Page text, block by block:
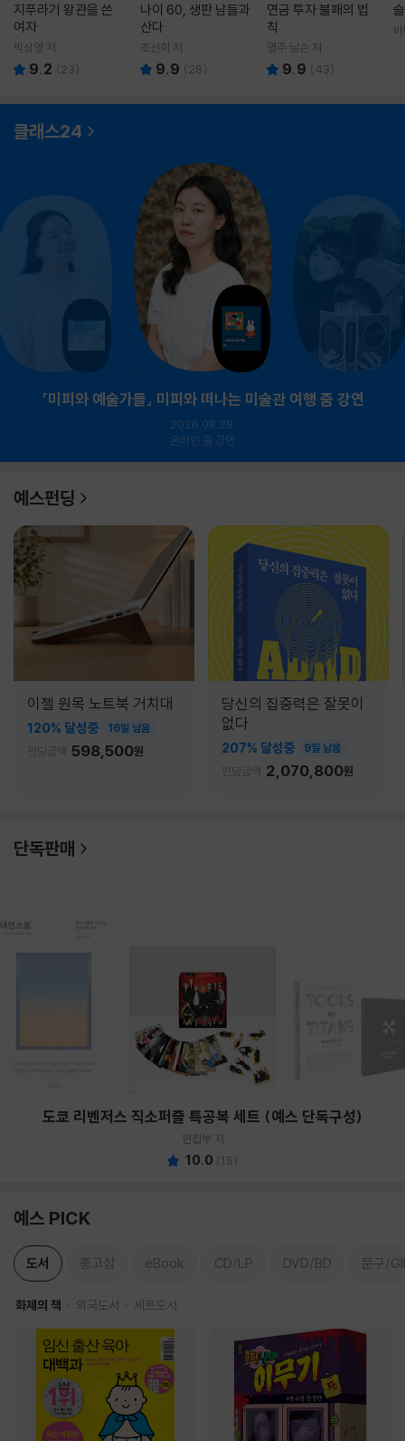
지푸라기 왕관을 쓴
여자
박상영 저
9.2 ( 23)
나이 60, 생판 남들과
산다
조선희 저
9.9 ( 28)
연금 투자 불패의 법
칙
영주 닐슨 저
9.9 (43)
클래스24
『미피와 예술가들』 미피와 떠나는 미술관 여행 줌 강연
2026.08.28.
온라인 줌 강연
예스펀딩
이젤 원목 노트북 거치대
120% 달성중 16일 남음
펀딩금액 598,500원
당신의 집중력은 잘못이
없다
207% 달성중 9일 남음
펀딩금액 2,070,800원
단독판매
도쿄 리벤저스 직소퍼즐 특공복 세트 (예스 단독구성)
편집부 저
10.0 (15)
예스 PICK
도서 중고샵 eBook CD/LP DVD/BD 문구/
화제의 책 외국도서 세트도서